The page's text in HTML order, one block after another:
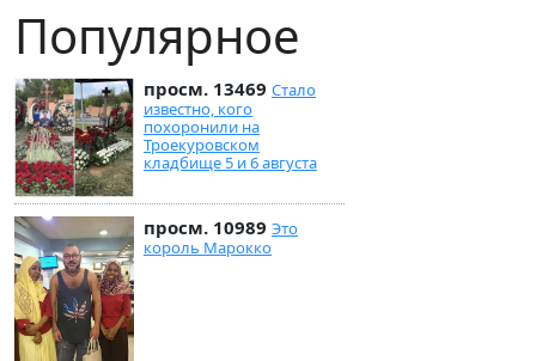
Популярное
просм. 13469 Стало
известно, кого
похоронили на
Троекуровском
кладбище 5 и 6 августа
просм. 10989 Это
король Марокко